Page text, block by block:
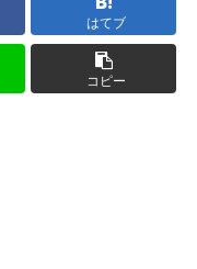
はてブ
コピー